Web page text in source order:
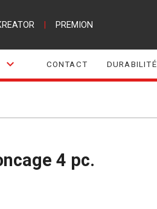
PREMION
CONTACT DURABILITÉ
4 pc.